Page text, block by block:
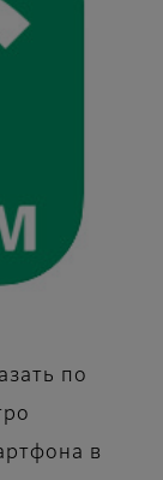
по
в